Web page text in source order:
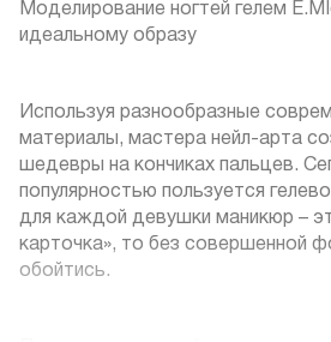
Моделирование ногтей гелем
идеальному образу
Используя разнообразные
материалы, мастера нейл-арта
шедевры на кончиках пальцев.
популярностью пользуется
для каждой девушки маникюр –
карточка», то без совершенной
обойтись.